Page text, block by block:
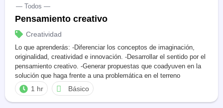
— Todos —
Pensamiento creativo
Creatividad
Lo que aprenderás: -Diferenciar los conceptos de imaginación,
originalidad, creatividad e innovación. -Desarrollar el sentido por el
pensamiento creativo. -Generar propuestas que coadyuven en la
solución que haga frente a una problemática en el terreno
profesional o en el día a día de la cotidianidad, a través del
pensamiento creativo.
1 hr Básico